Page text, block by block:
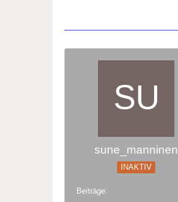
sune_manninen
INAKTIV
Beiträge